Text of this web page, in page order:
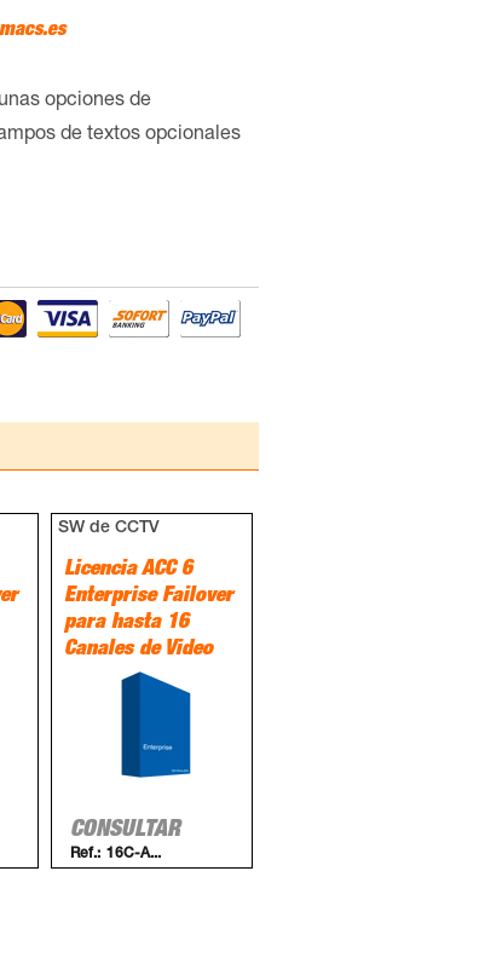
opciones de
de textos opcionales
SW de CCTV
Licencia ACC 6
Enterprise Failover
para hasta 16
Canales de Video
CONSULTAR
Ref.: 16C-A...